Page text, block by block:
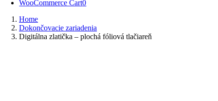
WooCommerce Cart0
Home
Dokončovacie zariadenia
Digitálna zlatička – plochá fóliová tlačiareň